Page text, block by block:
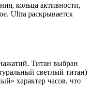
кольца активности,
Ultra раскрывается
Титан выбран
светлый титан)
характер часов, что